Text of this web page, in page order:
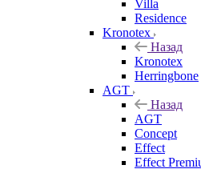
Villa
Residence
Kronotex
Назад
Kronotex
Herringbone
AGT
Назад
AGT
Concept
Effect
Effect